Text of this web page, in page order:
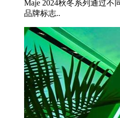
Maje 2024秋冬系列通过不
品牌标志..